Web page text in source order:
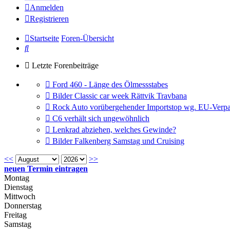
Anmelden
Registrieren
Startseite Foren-Übersicht
Suche
Letzte Forenbeiträge
Gehe
zum
letzten
Beitrag
Ford 460 - Länge des Ölmessstabes
Gehe
zum
letzten
Beitrag
Bilder Classic car week Rättvik Travbana
Gehe
zum
letzten
Beitrag
Rock Auto vorübergehender Importstop wg. EU-
Gehe
zum
letzten
Beitrag
C6 verhält sich ungewöhnlich
Gehe
zum
letzten
Beitrag
Lenkrad abziehen, welches Gewinde?
Gehe
letzten
Beitrag
Bilder Falkenberg Samstag und Cruising
<<
>>
neuen Termin eintragen
Montag
Dienstag
Mittwoch
Donnerstag
Freitag
Samstag